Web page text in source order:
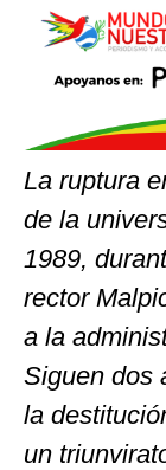
La ruptura
de la
1989,
rector
a la
Siguen dos
la
un